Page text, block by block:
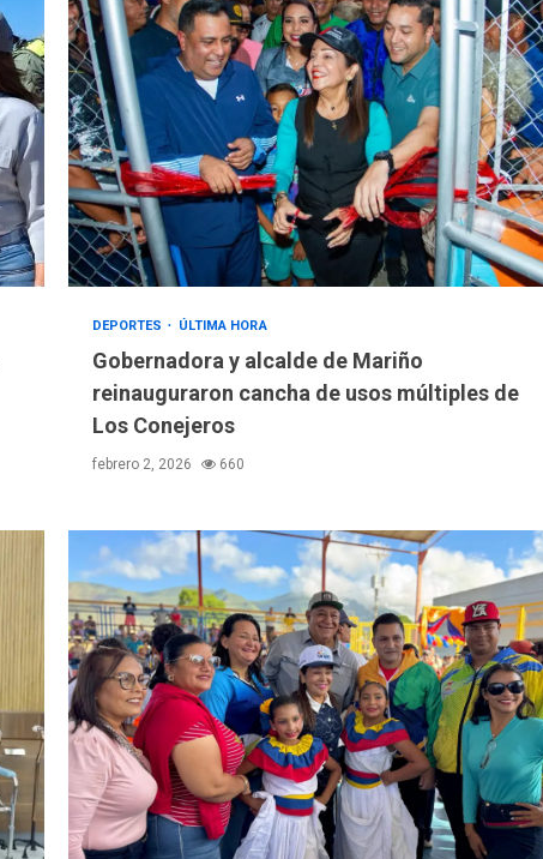
DEPORTES ÚLTIMA HORA
Gobernadora y alcalde de Mariño
reinauguraron cancha de usos múltiples de
Los Conejeros
febrero 2, 2026 660